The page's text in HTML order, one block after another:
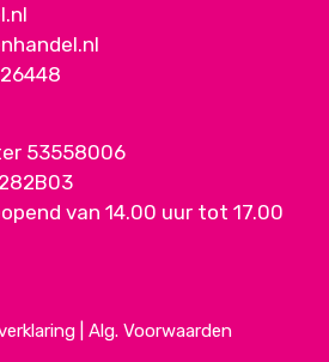
53558006
van 14.00 uur tot 17.00
| Alg. Voorwaarden